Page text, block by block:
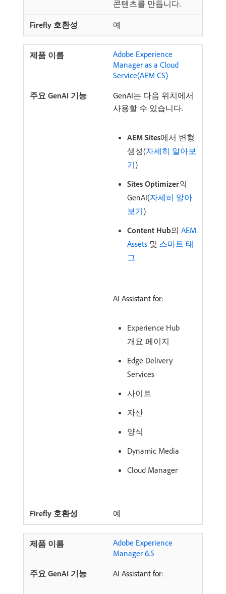
콘텐츠를 만듭니다.
예
Adobe Experience
Manager as a Cloud
Service(AEM CS)
GenAI는 다음 위치에서
사용할 수 있습니다.
AEM Sites​에서 변형
생성(자세히 알아보
기)
Sites Optimizer​의
GenAI(자세히 알아
보기)
Content Hub​의 AEM
Assets 및 스마트 태
그
AI Assistant for:
Experience Hub
개요 페이지
Edge Delivery
Services
사이트
자산
양식
Dynamic Media
Cloud Manager
예
Adobe Experience
Manager 6.5
AI Assistant for: